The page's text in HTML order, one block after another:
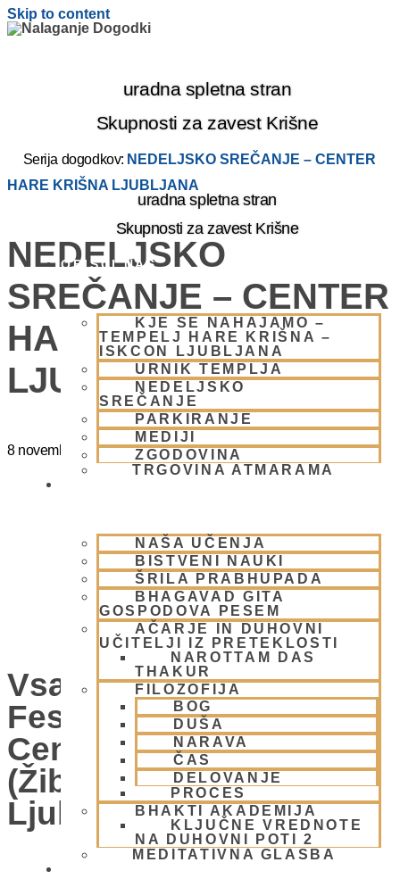
Skip to content
uradna spletna stran
Skupnosti za zavest Krišne
uradna spletna stran
Skupnosti za zavest Krišne
OBIŠČI NAS
KJE SE NAHAJAMO –
TEMPELJ HARE KRIŠNA –
ISKCON LJUBLJANA
URNIK TEMPLJA
NEDELJSKO
SREČANJE
PARKIRANJE
MEDIJI
ZGODOVINA
TRGOVINA ATMARAMA
NAŠA UČENJA
BISTVENI NAUKI
ŠRILA PRABHUPADA
BHAGAVAD GITA
GOSPODOVA PESEM
AČARJE IN DUHOVNI
UČITELJI IZ PRETEKLOSTI
NAROTTAM DAS
THAKUR
FILOZOFIJA
BOG
DUŠA
NARAVA
ČAS
DELOVANJE
PROCES
BHAKTI AKADEMIJA
KLJUČNE VREDNOTE
NA DUHOVNI POTI 2
MEDITATIVNA GLASBA
Serija dogodkov: NEDELJSKO SREČANJE – CENTER
HARE KRIŠNA LJUBLJANA
NEDELJSKO
SREČANJE – CENTER
HARE KRIŠNA
LJUBLJANA
8 novembra @ 15:00 -20:00
Vsako Nedeljo Mini
Festival V Hare Krišna
Centru – VABLJENI
(Žibertova 27, 1000
Ljubljana)